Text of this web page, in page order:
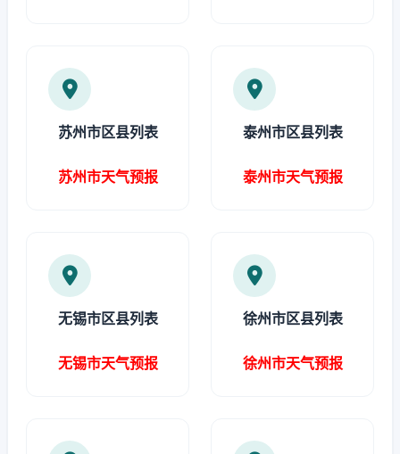
苏州市区县列表
苏州市天气预报
泰州市区县列表
泰州市天气预报
无锡市区县列表
无锡市天气预报
徐州市区县列表
徐州市天气预报